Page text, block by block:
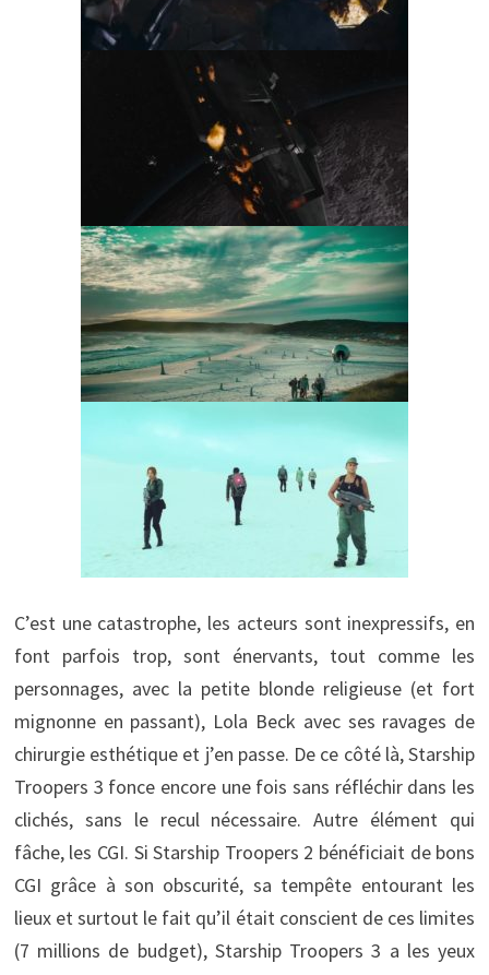
C’est une catastrophe, les acteurs sont inexpressifs, en
font parfois trop, sont énervants, tout comme les
personnages, avec la petite blonde religieuse (et fort
mignonne en passant), Lola Beck avec ses ravages de
chirurgie esthétique et j’en passe. De ce côté là, Starship
Troopers 3 fonce encore une fois sans réfléchir dans les
clichés, sans le recul nécessaire. Autre élément qui
fâche, les CGI. Si Starship Troopers 2 bénéficiait de bons
CGI grâce à son obscurité, sa tempête entourant les
lieux et surtout le fait qu’il était conscient de ces limites
(7 millions de budget), Starship Troopers 3 a les yeux